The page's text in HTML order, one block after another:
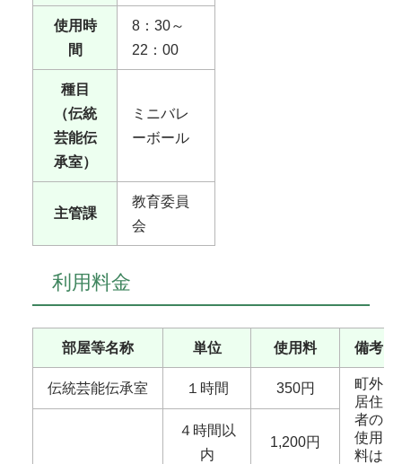
使用時
間
8：30～
22：00
種目
（伝統
芸能伝
承室）
ミニバレ
ーボール
主管課
教育委員
会
利用料金
部屋等名称 単位 使用料 備考
伝統芸能伝承室 １時間 350円
町外
居住
者の
使用
料は
４時間以
内
1,200円